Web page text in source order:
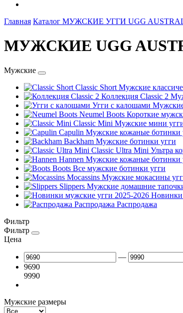
Главная Каталог МУЖСКИЕ УГГИ UGG
МУЖСКИЕ UGG
Мужские
Classic Short Мужские
Коллекция Classic 2
Угги с калошами
Neumel Boots Короткие
Classic Mini Мужские мини
Capulin Мужские кожаные ботинки
Backham Мужские ботинки угги
Classic Ultra Mini Ультра
Hannen Мужские кожаные ботинки
Boots Все мужские ботинки угги
Mocassins Мужские мокасины
Slippers Мужские домашние
Новинки
Распродажа Распродажа
Фильтр
Фильтр
Цена
—
9690
9990
Мужские размеры